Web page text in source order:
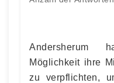
Andersherum
Möglichkeit ihre
zu verpflichten,